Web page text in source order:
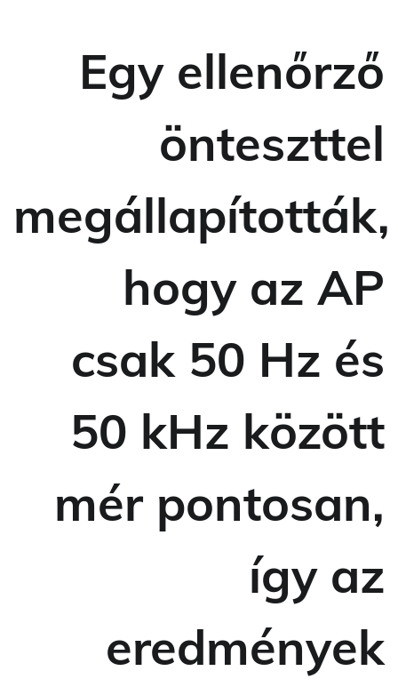
Egy ellenőrző
önteszttel
megállapították,
hogy az AP
csak 50 Hz és
50 kHz között
mér pontosan,
így az
eredmények